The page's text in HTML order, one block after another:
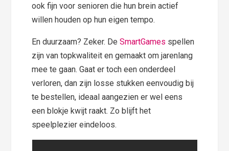
ook fijn voor senioren die hun brein actief
willen houden op hun eigen tempo.
En duurzaam? Zeker. DeSmartGames spellen
zijn van topkwaliteit en gemaakt om jarenlang
mee te gaan. Gaat er toch een onderdeel
verloren, dan zijn losse stukken eenvoudig bij
te bestellen, ideaal aangezien er wel eens
een blokje kwijt raakt. Zo blijft het
speelplezier eindeloos.